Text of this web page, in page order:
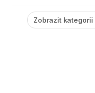
Zobrazit kategorii